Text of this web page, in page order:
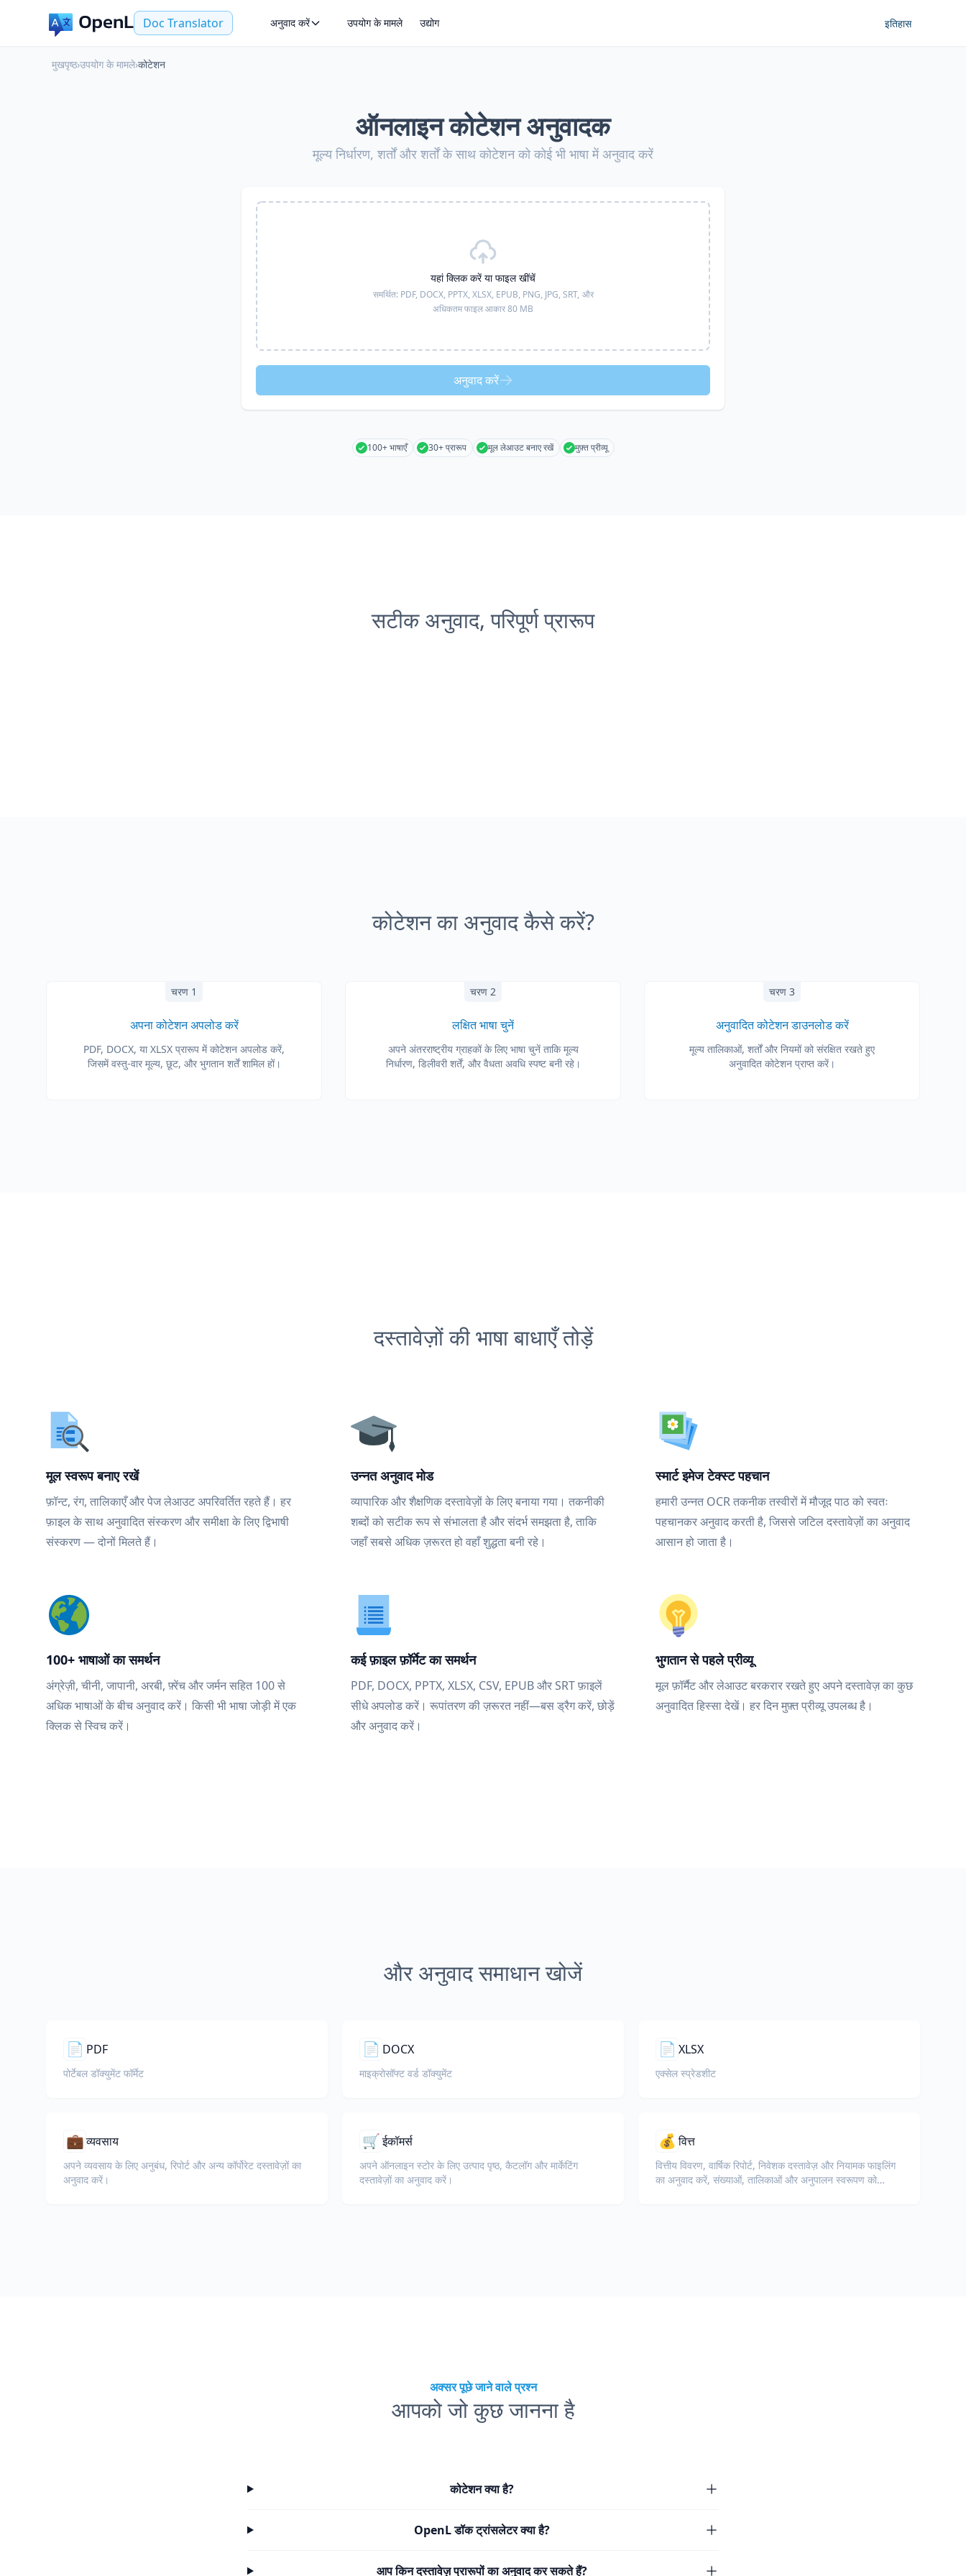
Doc Translator अनुवाद करें उपयोग के मामले उद्योग इतिहास
मुखपृष्ठ›उपयोग के मामले›कोटेशन
ऑनलाइन कोटेशन अनुवादक
मूल्य निर्धारण, शर्तों और शर्तों के साथ कोटेशन को कोई भी भाषा में अनुवाद करें
यहां क्लिक करें या फाइल खींचें
समर्थित: PDF, DOCX, PPTX, XLSX, EPUB, PNG, JPG, SRT, और
अधिकतम फाइल आकार 80 MB
अनुवाद करें
100+ भाषाएँ 30+ प्रारूप मूल लेआउट बनाए रखें मुफ़्त प्रीव्यू
सटीक अनुवाद, परिपूर्ण प्रारूप
कोटेशन का अनुवाद कैसे करें?
चरण 1
अपना कोटेशन अपलोड करें
PDF, DOCX, या XLSX प्रारूप में कोटेशन अपलोड करें,
जिसमें वस्तु-वार मूल्य, छूट, और भुगतान शर्तें शामिल हों।
चरण 2
लक्षित भाषा चुनें
अपने अंतरराष्ट्रीय ग्राहकों के लिए भाषा चुनें ताकि मूल्य
निर्धारण, डिलीवरी शर्तें, और वैधता अवधि स्पष्ट बनी रहे।
चरण 3
अनुवादित कोटेशन डाउनलोड करें
मूल्य तालिकाओं, शर्तों और नियमों को संरक्षित रखते हुए
अनुवादित कोटेशन प्राप्त करें।
दस्तावेज़ों की भाषा बाधाएँ तोड़ें
मूल स्वरूप बनाए रखें
फ़ॉन्ट, रंग, तालिकाएँ और पेज लेआउट अपरिवर्तित रहते हैं। हर
फ़ाइल के साथ अनुवादित संस्करण और समीक्षा के लिए द्विभाषी
संस्करण — दोनों मिलते हैं।
उन्नत अनुवाद मोड
व्यापारिक और शैक्षणिक दस्तावेज़ों के लिए बनाया गया। तकनीकी
शब्दों को सटीक रूप से संभालता है और संदर्भ समझता है, ताकि
जहाँ सबसे अधिक ज़रूरत हो वहाँ शुद्धता बनी रहे।
स्मार्ट इमेज टेक्स्ट पहचान
हमारी उन्नत OCR तकनीक तस्वीरों में मौजूद पाठ को स्वतः
पहचानकर अनुवाद करती है, जिससे जटिल दस्तावेज़ों का अनुवाद
आसान हो जाता है।
100+ भाषाओं का समर्थन
अंग्रेज़ी, चीनी, जापानी, अरबी, फ़्रेंच और जर्मन सहित 100 से
अधिक भाषाओं के बीच अनुवाद करें। किसी भी भाषा जोड़ी में एक
क्लिक से स्विच करें।
कई फ़ाइल फ़ॉर्मेट का समर्थन
PDF, DOCX, PPTX, XLSX, CSV, EPUB और SRT फ़ाइलें
सीधे अपलोड करें। रूपांतरण की ज़रूरत नहीं—बस ड्रैग करें, छोड़ें
और अनुवाद करें।
भुगतान से पहले प्रीव्यू
मूल फ़ॉर्मैट और लेआउट बरकरार रखते हुए अपने दस्तावेज़ का कुछ
अनुवादित हिस्सा देखें। हर दिन मुफ़्त प्रीव्यू उपलब्ध है।
और अनुवाद समाधान खोजें
📄 PDF
पोर्टेबल डॉक्युमेंट फॉर्मेट
📄 DOCX
माइक्रोसॉफ्ट वर्ड डॉक्युमेंट
📄 XLSX
एक्सेल स्प्रेडशीट
💼व्यवसाय
अपने व्यवसाय के लिए अनुबंध, रिपोर्ट और अन्य कॉर्पोरेट दस्तावेज़ों का
अनुवाद करें।
🛒ईकॉमर्स
अपने ऑनलाइन स्टोर के लिए उत्पाद पृष्ठ, कैटलॉग और मार्केटिंग
दस्तावेज़ों का अनुवाद करें।
💰 वित्त
वित्तीय विवरण, वार्षिक रिपोर्ट, निवेशक दस्तावेज़ और नियामक फाइलिंग
का अनुवाद करें, संख्याओं, तालिकाओं और अनुपालन स्वरूपण को
अक्सर पूछे जाने वाले प्रश्न
आपको जो कुछ जानना है
कोटेशन क्या है?
OpenL डॉक ट्रांसलेटर क्या है?
आप किन दस्तावेज़ प्रारूपों का अनुवाद कर सकते हैं?